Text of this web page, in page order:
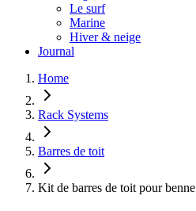
Le surf
Marine
Hiver & neige
Journal
Home
Rack Systems
Barres de toit
Kit de barres de toit pour